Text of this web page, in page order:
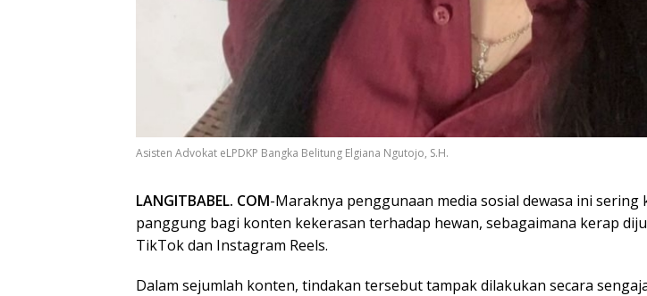
Asisten Advokat eLPDKP Bangka Belitung Elgiana Ngutojo, S.H.
LANGITBABEL. COM-Maraknya penggunaan media sosial dewasa ini sering
panggung bagi konten kekerasan terhadap hewan, sebagaimana kerap
TikTok dan Instagram Reels.
Dalam sejumlah konten, tindakan tersebut tampak dilakukan secara